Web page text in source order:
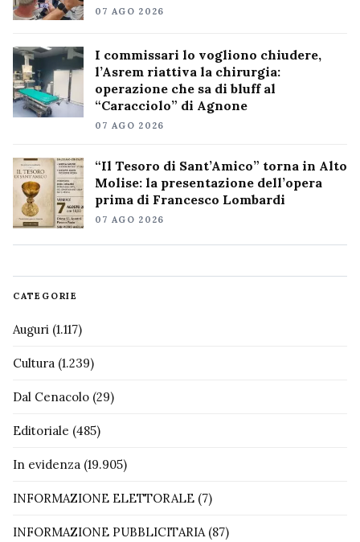
07 AGO 2026
I commissari lo vogliono chiudere,
l’Asrem riattiva la chirurgia:
operazione che sa di bluff al
“Caracciolo” di Agnone
07 AGO 2026
“Il Tesoro di Sant’Amico” torna in Alto
Molise: la presentazione dell’opera
prima di Francesco Lombardi
07 AGO 2026
CATEGORIE
Auguri (1.117)
Cultura (1.239)
Dal Cenacolo (29)
Editoriale (485)
In evidenza (19.905)
INFORMAZIONE ELETTORALE (7)
INFORMAZIONE PUBBLICITARIA(87)